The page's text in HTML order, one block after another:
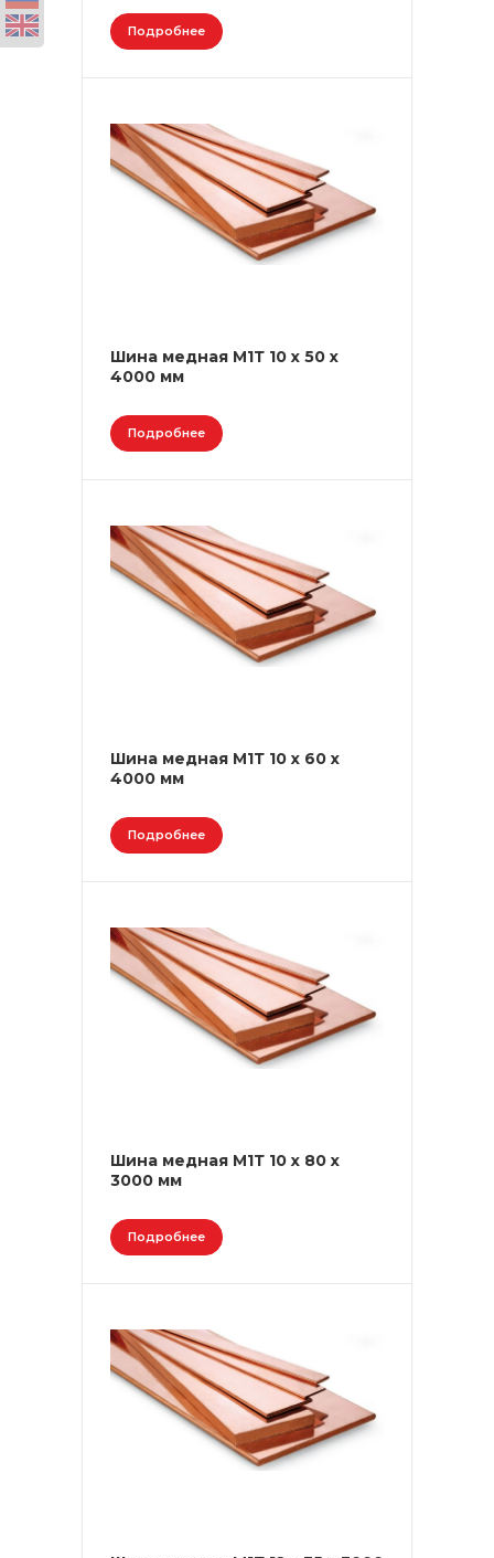
Подробнее
Шина медная М1Т 10 х 50 х
4000 мм
Подробнее
Шина медная М1Т 10 х 60 х
4000 мм
Подробнее
Шина медная М1Т 10 х 80 х
3000 мм
Подробнее